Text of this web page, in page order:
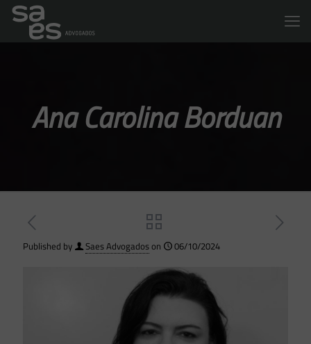
Ana Carolina Borduan
Published by Saes Advogadoson 06/10/2024